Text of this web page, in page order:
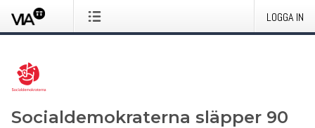
LOGGA IN
Socialdemokraterna släpper 90